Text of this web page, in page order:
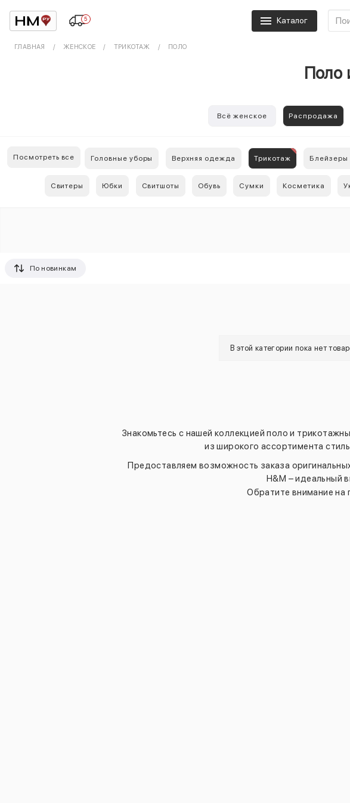
5 Каталог
ГЛАВНАЯ ЖЕНСКОЕ ТРИКОТАЖ ПОЛО
Поло
Всё женское Распродажа
Посмотреть все Головные уборы Верхняя одежда Трикотаж Блейзеры
Свитеры Юбки Свитшоты Обувь Сумки Косметика
По новинкам
В этой категории пока нет
Знакомьтесь с нашей коллекцией поло и
из широкого ассортимента
Предоставляем возможность заказа
H&M – идеальный
Обратите внимание на